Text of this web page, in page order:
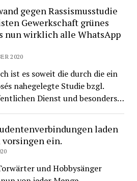
gegen Rassismusstudie
Gewerkschaft grünes
nun wirklich alle WhatsApp
2020
ist es soweit die durch die ein
nahegelegte Studie bzgl.
Dienst und besonders…
laden
ein.
und Hobbysänger